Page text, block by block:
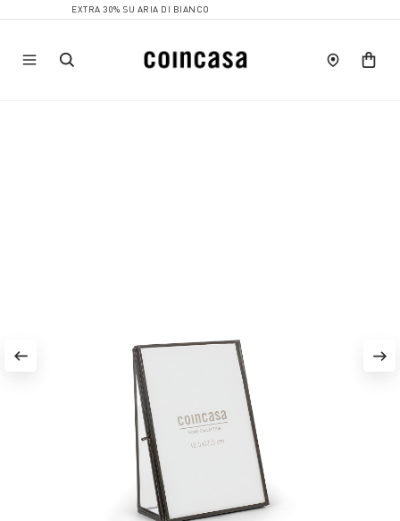
EXTRA 30% SU ARIA DI BIANCO